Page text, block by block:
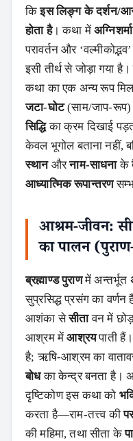
किइस लिङ्ग के दर्शन/
होता है। कथा मेंअग्निशर्मा
परावर्तन और
इसी तीर्थ से जोड़ा गया है।
कथा का एक अन्य रूप
जटा-घोट(साम/जाप-
सिद्धिका क्रम दिखाई
केवल भूगोल बताना नहीं,
स्थानऔरनाम-साधनाके
आध्यात्मिक रूपान्तरण
आश्रम-जीवन:
का पालन
ब्रह्माण्ड पुराणमें अन्तर्भूत
सुप्रसिद्ध प्रसंग का
आशंका सेसीतावन में
आश्रम मेंआश्रयपाती
है; ऋषि-आश्रम का
बोधका केन्द्र बनता है।
दृष्टिकोण इस कथा को
करता है—राम-तत्त्व की
की महिमा, तथा सीता के